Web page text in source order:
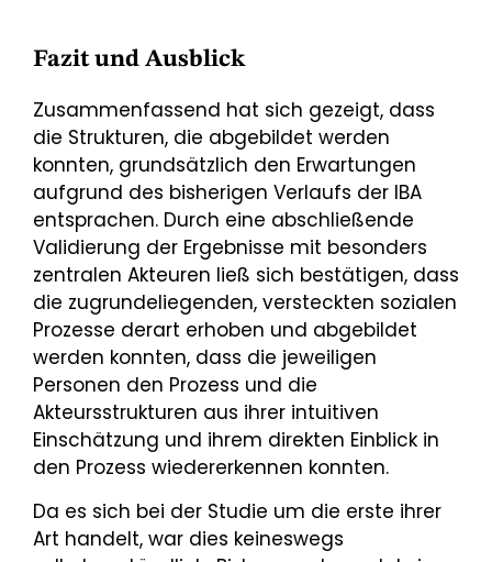
Fazit und Ausblick
Zusammenfassend hat sich gezeigt, dass
die Strukturen, die abgebildet werden
konnten, grundsätzlich den Erwartungen
aufgrund des bisherigen Verlaufs der IBA
entsprachen. Durch eine abschließende
Validierung der Ergebnisse mit besonders
zentralen Akteuren ließ sich bestätigen, dass
die zugrundeliegenden, versteckten sozialen
Prozesse derart erhoben und abgebildet
werden konnten, dass die jeweiligen
Personen den Prozess und die
Akteursstrukturen aus ihrer intuitiven
Einschätzung und ihrem direkten Einblick in
den Prozess wiedererkennen konnten.
Da es sich bei der Studie um die erste ihrer
Art handelt, war dies keineswegs